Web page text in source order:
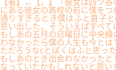
【看】←【，】「彼女は四ツ
にある彼女の高校の前に僕を
通りすぎるとき僕はふと直子
思い出した。そういえばすべて
もしあの五月の日曜日に中央
わなかったら僕の人生も今と
ただろうなcとぼくはふと思っ
もしあのとき出会わなかった
なっていたかもしれないと思